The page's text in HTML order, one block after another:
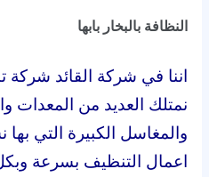
النظافة بالبخار بابها
اننا في شركة القائد شركة
نمتلك العديد من المعدات
والمغاسل الكبيرة التي
اعمال التنظيف بسرعة